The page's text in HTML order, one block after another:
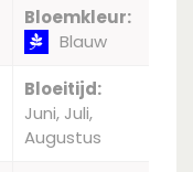
Bloemkleur:
Blauw
Bloeitijd:
Juni, Juli,
Augustus